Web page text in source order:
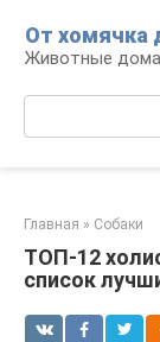
контенту
От хомячка
Животные
Главная » Собаки
ТОП-12
список